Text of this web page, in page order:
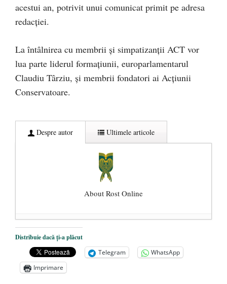
acestui an, potrivit unui comunicat primit pe adresa
redacției.
La întâlnirea cu membrii și simpatizanții ACT vor
lua parte liderul formațiunii, europarlamentarul
Claudiu Târziu, și membrii fondatori ai Acțiunii
Conservatoare.
Despre autor Ultimele articole
About Rost Online
Dezvăluiri cutremurătoare despre
președintele Ucrainei, Volodymyr
Zelensky
- 13 mai 2026
Statul care servește Națiunea
Distribuie dacă ți-a plăcut
Telegram
WhatsApp
Imprimare